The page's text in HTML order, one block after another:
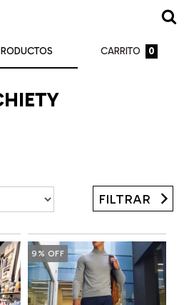
CARRITO 0
FILTRAR
9 % OFF